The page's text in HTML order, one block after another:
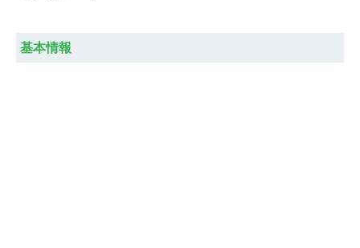
基本情報